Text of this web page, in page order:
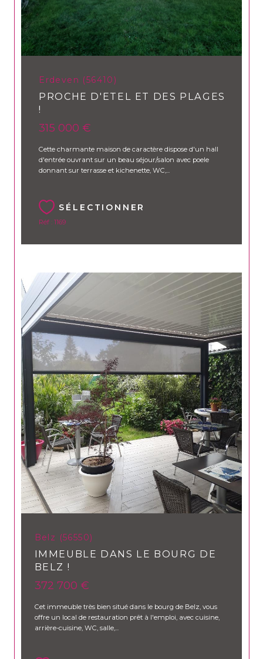
Erdeven (56410)
PROCHE D'ETEL ET DES PLAGES
!
315 000 €
Cette charmante maison de caractère dispose d'un hall
d'entrée ouvrant sur un beau séjour/salon avec poele
donnant sur terrasse et kichenette, WC,...
SÉLECTIONNER
Réf : 1169
Belz (56550)
IMMEUBLE DANS LE BOURG DE
BELZ !
372 700 €
Cet immeuble très bien situé dans le bourg de Belz, vous
offre un local de restauration prêt à l'emploi, avec cuisine,
arrière-cuisine, WC, salle,...